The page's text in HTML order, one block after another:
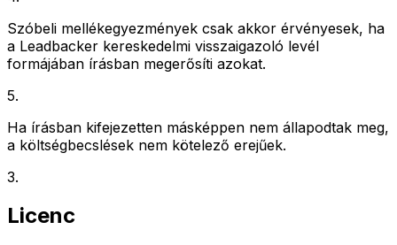
Szóbeli mellékegyezmények csak akkor érvényesek, ha
a Leadbacker kereskedelmi visszaigazoló levél
formájában írásban megerősíti azokat.
5.
Ha írásban kifejezetten másképpen nem állapodtak meg,
a költségbecslések nem kötelező erejűek.
3.
Licenc